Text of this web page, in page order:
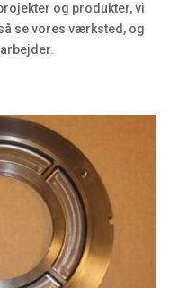
og produkter, vi
se vores værksted, og